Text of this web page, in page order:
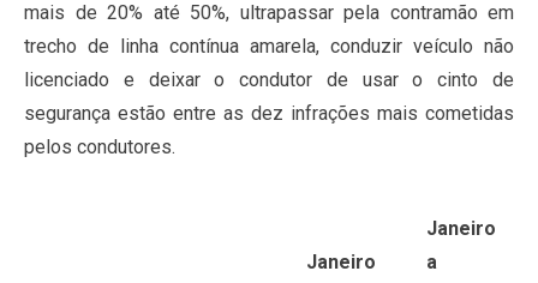
mais de 20% até 50%, ultrapassar pela contramão em
trecho de linha contínua amarela, conduzir veículo não
licenciado e deixar o condutor de usar o cinto de
segurança estão entre as dez infrações mais cometidas
pelos condutores.
Janeiro
Janeiro
a